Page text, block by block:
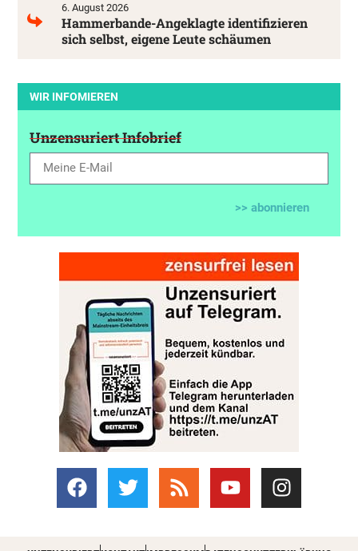
6. August 2026
Hammerbande-Angeklagte identifizieren
sich selbst, eigene Leute schäumen
WIR INFOMIEREN
Unzensuriert Infobrief
>> abonnieren